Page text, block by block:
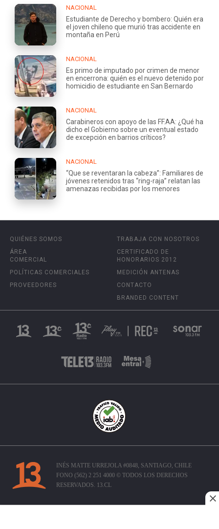
NACIONAL
Estudiante de Derecho y bombero: Quién era
el joven chileno que murió tras accidente en
montaña en Perú
NACIONAL
Es primo de imputado por crimen de menor
en encerrona: quién es el nuevo detenido por
homicidio de estudiante en San Bernardo
NACIONAL
Carabineros con apoyo de las FF.AA: ¿Qué ha
dicho el Gobierno sobre un eventual estado
de excepción en barrios críticos?
NACIONAL
“Que se reventaran la cabeza”: Familiares de
jóvenes retenidos tras “ring-raja” relatan las
amenazas recibidas por los menores
QUIÉNES SOMOS
ÁREA
COMERCIAL
POLÍTICAS COMERCIALES
PROVEEDORES
TRABAJA CON NOSOTROS
CERTIFICADO DE
HONORARIOS 2012
MEDICIÓN ANTENAS
CONTACTO
BRANDED CONTENT
INÉS MATTE URREJOLA #0848, SANTIAGO, CHILE
FONO (562) 2 251 4000 © TODOS LOS DERECHOS
RESERVADOS. 13.CL